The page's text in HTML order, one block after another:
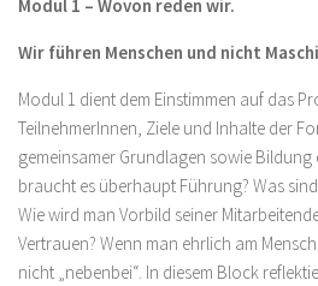
Modul 1 – Wovon reden wir.
Wir führen Menschen und nicht
Modul 1 dient dem Einstimmen auf das
TeilnehmerInnen, Ziele und Inhalte der
gemeinsamer Grundlagen sowie
braucht es überhaupt Führung? Was
Wie wird man Vorbild seiner
Vertrauen? Wenn man ehrlich am
nicht „nebenbei“. In diesem Block